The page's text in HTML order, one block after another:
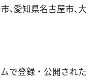
､愛知県名古屋市､大
で登録・公開された